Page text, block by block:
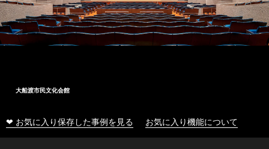
大船渡市民文化会館
❤ お気に入り保存した事例を見る お気に入り機能について